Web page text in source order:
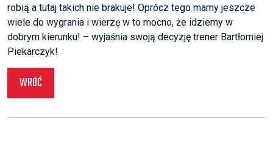
robią a tutaj takich nie brakuje! Oprócz tego mamy jeszcze
wiele do wygrania i wierzę w to mocno, że idziemy w
dobrym kierunku! – wyjaśnia swoją decyzję trener Bartłomiej
Piekarczyk!
WRÓĆ